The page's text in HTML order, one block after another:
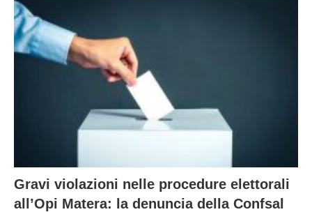
Gravi violazioni nelle procedure elettorali
all’Opi Matera: la denuncia della Confsal